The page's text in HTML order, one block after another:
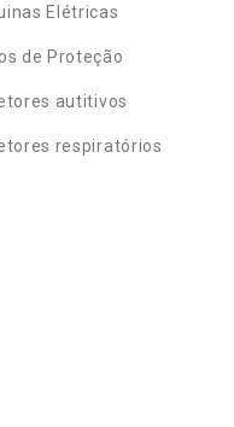
Elétricas
de Proteção
autitivos
respiratórios